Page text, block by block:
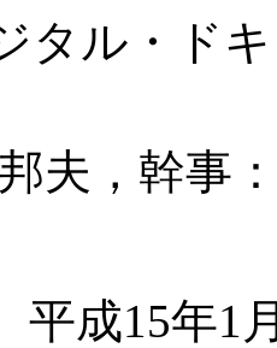
タル・ド
夫，幹事
年1月31